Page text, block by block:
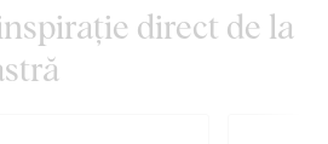
direct de la